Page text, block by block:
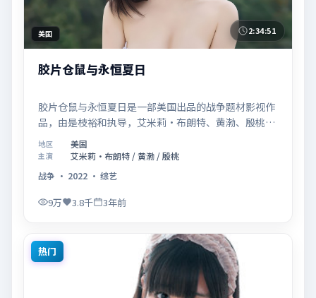
美国 2:34:51
胶片仓鼠与永恒夏日
胶片仓鼠与永恒夏日是一部美国出品的战争题材影视作
品，由是枝裕和执导，艾米莉·布朗特、黄渤、殷桃等
联合主演，于2022年10月17日在院线首映。影片围绕
「记忆拼图里的真相碎片」展开叙事，镜头语言克制而
富有张力，节奏起伏得当，人物弧光完整；配乐与场面
调度强化了类型片的观感体验，亦留有可供解读的细节
空间，适合关注现实主义叙事与人物关系的观众观看与
地区 美国
主演
艾米莉·布朗特 / 黄渤 / 殷桃
战争 · 2022 · 综艺
9万 3.8千 3年前
热门